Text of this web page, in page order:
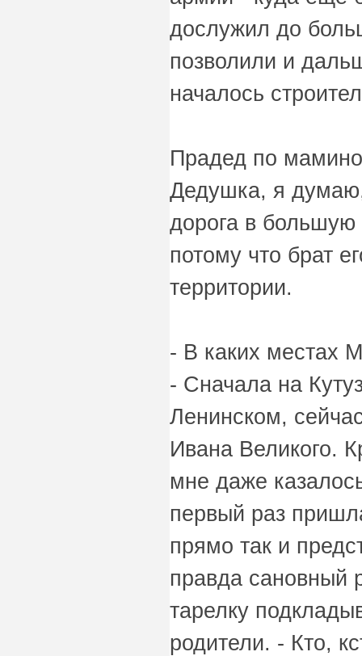
дослужил до
позволили и
началось
Прадед по
Дедушка, я
дорога в большую
потому что брат
территории.
- В каких местах
- Сначала на
Ленинском,
Ивана Великого.
мне даже
первый раз
прямо так и
правда сановный
тарелку
родители. - Кто,